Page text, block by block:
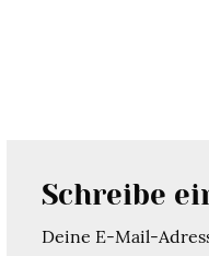
Schreibe
Deine E-Mail-